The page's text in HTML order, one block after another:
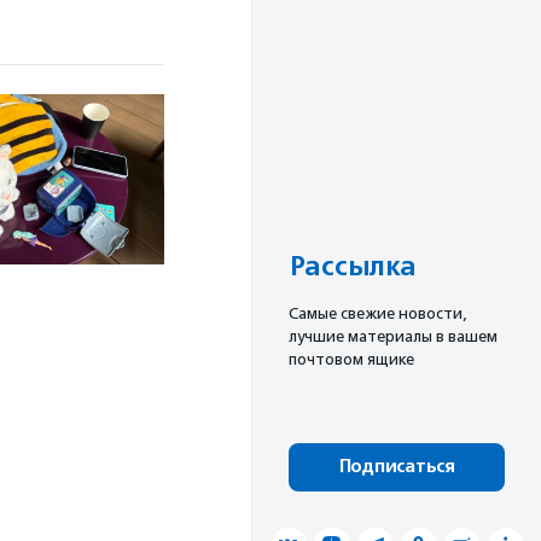
Рассылка
Cамые свежие новости,
лучшие материалы в вашем
почтовом ящике
Подписаться